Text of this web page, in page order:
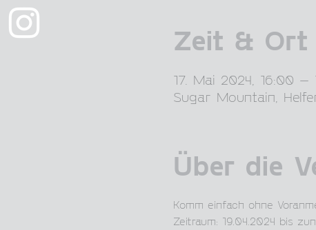
Zeit & Ort
17. Mai 2024, 16:00 –
Sugar Mountain,
Über die
Komm einfach ohne
Zeitraum: 19.04.2024 bis